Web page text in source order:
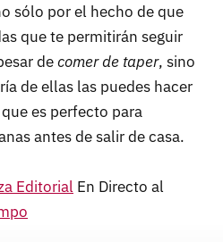
sólo por el hecho de que
que te permitirán seguir
decomer de taper, sino
de ellas las puedes hacer
es perfecto para
antes de salir de casa.
Editorial En Directo al